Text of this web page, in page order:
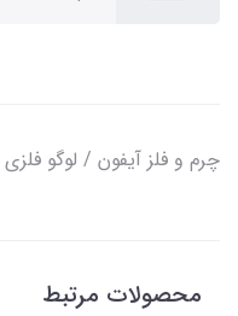
چرم و فلز آیفون / لوگو فلزی
محصولات مرتبط